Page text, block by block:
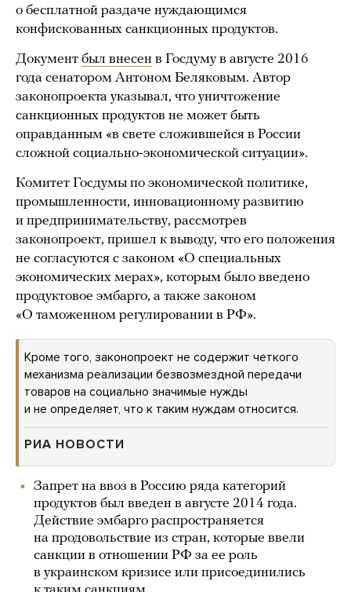
о бесплатной раздаче нуждающимся
конфискованных санкционных продуктов.
Документ был внесен в Госдуму в августе 2016
года сенатором Антоном Беляковым. Автор
законопроекта указывал, что уничтожение
санкционных продуктов не может быть
оправданным «в свете сложившейся в России
сложной социально-экономической ситуации».
Комитет Госдумы по экономической политике,
промышленности, инновационному развитию
и предпринимательству, рассмотрев
законопроект, пришел к выводу, что его положения
не согласуются с законом «О специальных
экономических мерах», которым было введено
продуктовое эмбарго, а также законом
«О таможенном регулировании в РФ».
Кроме того, законопроект не содержит четкого
механизма реализации безвозмездной передачи
товаров на социально значимые нужды
и не определяет, что к таким нуждам относится.
РИА НОВОСТИ
Запрет на ввоз в Россию ряда категорий
продуктов был введен в августе 2014 года.
Действие эмбарго распространяется
на продовольствие из стран, которые ввели
санкции в отношении РФ за ее роль
в украинском кризисе или присоединились